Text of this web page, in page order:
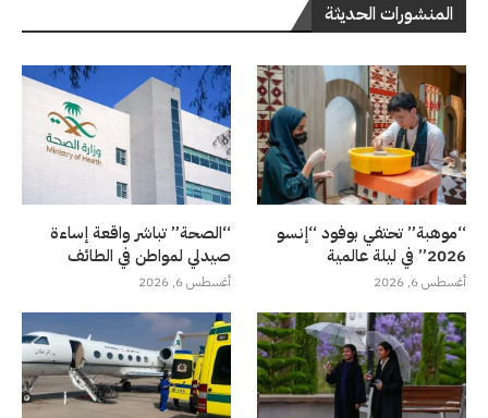
المنشورات الحديثة
“موهبة” تحتفي بوفود “إنسو
2026” في ليلة عالمية
أغسطس 6, 2026
“الصحة” تباشر واقعة إساءة
صيدلي لمواطن في الطائف
أغسطس 6, 2026